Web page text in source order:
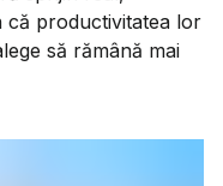
productivitatea lor
să rămână mai